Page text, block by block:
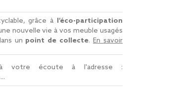
grâce à l’éco-participation
nouvelle vie à vos meuble usagés
un point de collecte.En savoir
votre écoute à l'adresse :